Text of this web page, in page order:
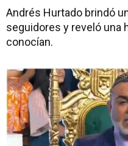
Andrés Hurtado brindó
seguidores y reveló una
conocían.